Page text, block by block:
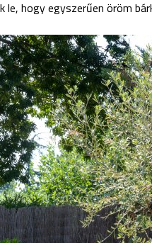
le, hogy egyszerűen öröm